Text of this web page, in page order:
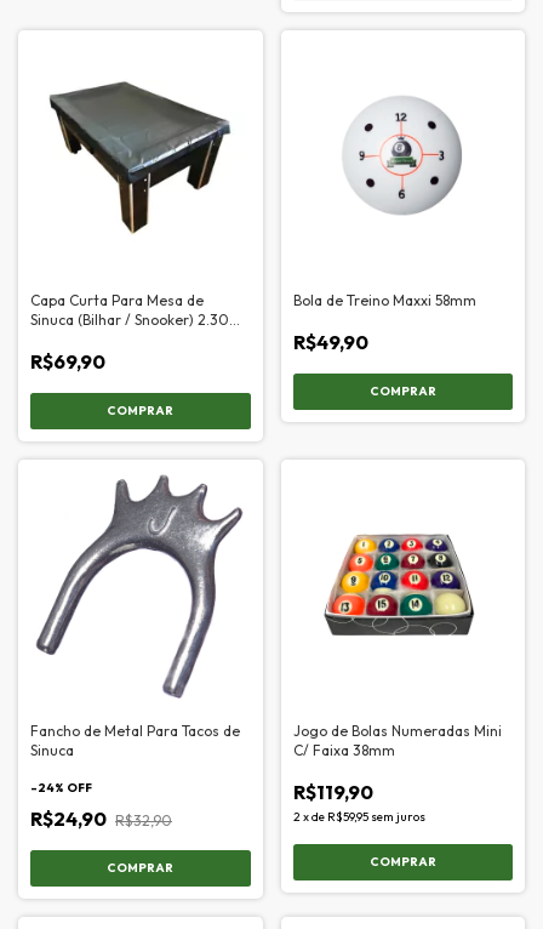
Capa Curta Para Mesa de
Sinuca (Bilhar / Snooker) 2.30m
R$69,90
Bola de Treino Maxxi 58mm
R$49,90
Fancho de Metal Para Tacos de
Sinuca
-24% OFF
R$24,90 R$32,90
Jogo de Bolas Numeradas Mini
C/ Faixa 38mm
R$119,90
2xde R$59,95 sem juros